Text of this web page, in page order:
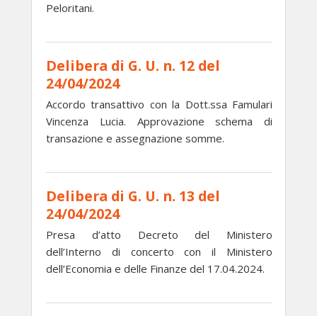
Peloritani.
Delibera di G. U. n. 12 del
24/04/2024
Accordo transattivo con la Dott.ssa Famulari
Vincenza Lucia. Approvazione schema di
transazione e assegnazione somme.
Delibera di G. U. n. 13 del
24/04/2024
Presa d’atto Decreto del Ministero
dell’Interno di concerto con il Ministero
dell’Economia e delle Finanze del 17.04.2024.